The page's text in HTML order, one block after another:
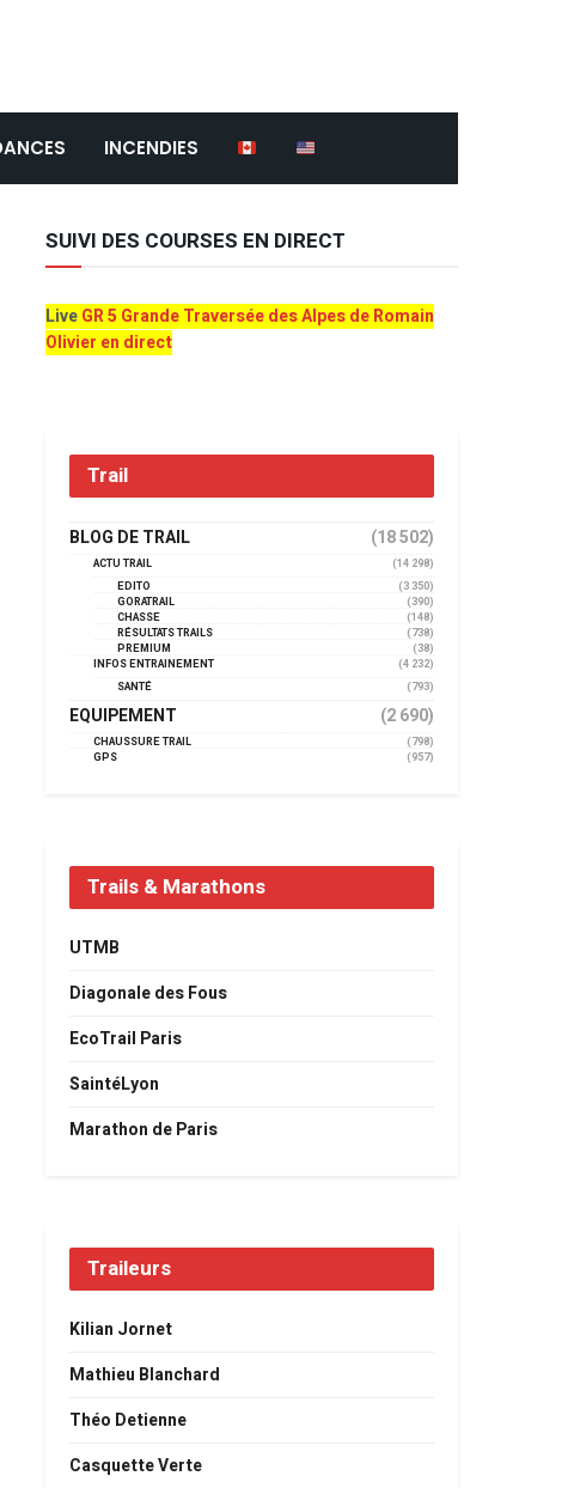
INCENDIES
SUIVI DES COURSES EN DIRECT
LiveGR 5 Grande Traversée des Alpes de Romain
Olivier en direct
Trail
BLOG DE TRAIL (18 502)
ACTU TRAIL
(14 298)
EDITO
(3 350)
GORATRAIL
(390)
CHASSE
(148)
RÉSULTATS TRAILS
(738)
PREMIUM
(38)
INFOS ENTRAINEMENT
(4 232)
SANTÉ
(793)
EQUIPEMENT (2 690)
CHAUSSURE TRAIL
(798)
GPS
(957)
Trails & Marathons
UTMB
Diagonale des Fous
EcoTrail Paris
SaintéLyon
Marathon de Paris
Traileurs
Kilian Jornet
Mathieu Blanchard
Théo Detienne
Casquette Verte